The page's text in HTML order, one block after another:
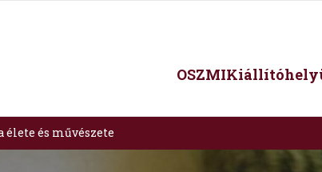
Main
OSZMI
élete és művészete